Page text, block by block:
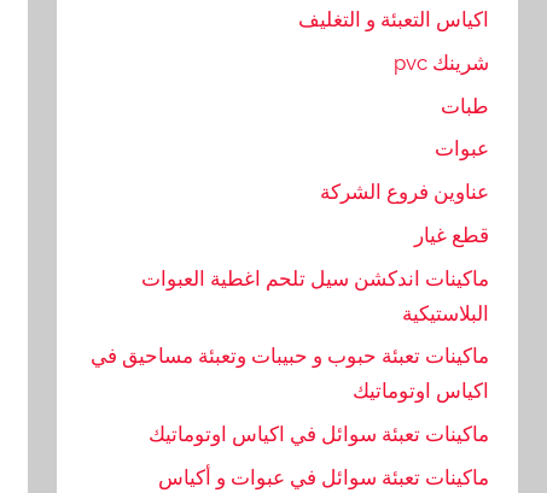
اكياس التعبئة و التغليف
شرينك pvc
طبات
عبوات
عناوين فروع الشركة
قطع غيار
ماكينات اندكشن سيل تلحم اغطية العبوات
البلاستيكية
ماكينات تعبئة حبوب و حبيبات وتعبئة مساحيق في
اكياس اوتوماتيك
ماكينات تعبئة سوائل في اكياس اوتوماتيك
ماكينات تعبئة سوائل في عبوات و أكياس